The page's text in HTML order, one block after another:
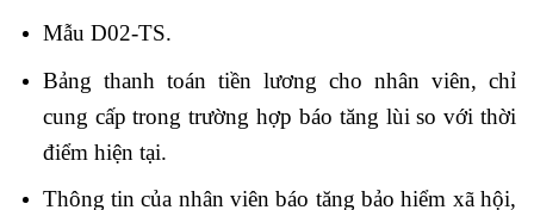
Mẫu D02-TS.
Bảng thanh toán tiền lương cho nhân viên, chỉ
cung cấp trong trường hợp báo tăng lùi so với thời
điểm hiện tại.
Thông tin của nhân viên báo tăng bảo hiểm xã hội,